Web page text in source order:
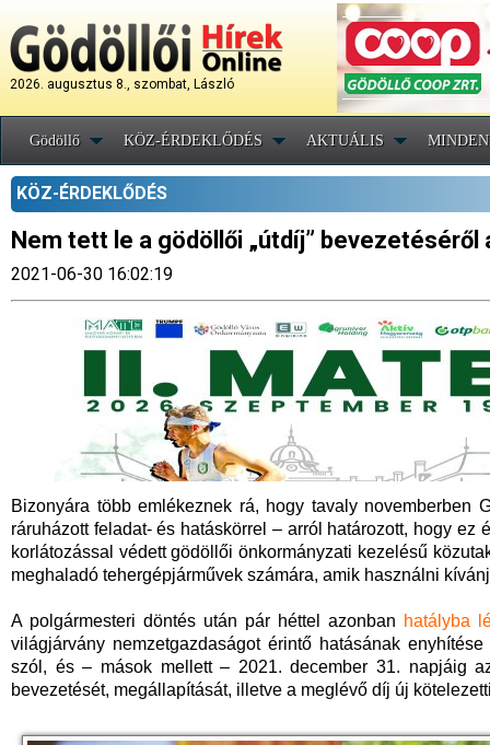
2026. augusztus 8., szombat, László
Gödöllő KÖZ-ÉRDEKLŐDÉS AKTUÁLIS
KÖZ-ÉRDEKLŐDÉS
Nem tett le a gödöllői „útdíj” bevezetéséről
2021-06-30 16:02:19
Bizonyára több emlékeznek rá, hogy tavaly novemberben
ráruházott feladat- és hatáskörrel – arról határozott, hogy
korlátozással védett gödöllői önkormányzati kezelésű
meghaladó tehergépjárművek számára, amik használni
A polgármesteri döntés után pár héttel azonban hatályba
világjárvány nemzetgazdaságot érintő hatásának
szól, és – mások mellett – 2021. december 31. napjáig
bevezetését, megállapítását, illetve a meglévő díj új